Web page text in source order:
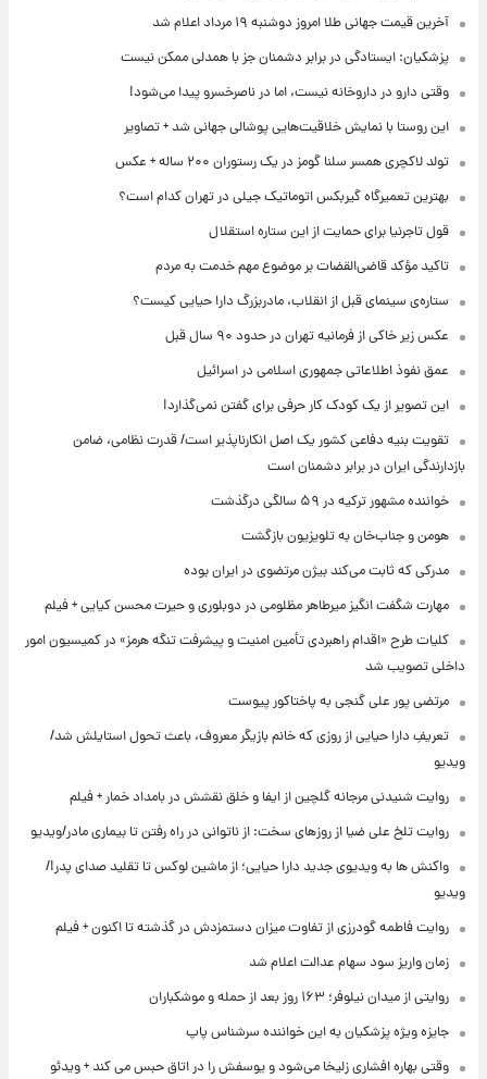
آخرین قیمت جهانی طلا امروز دوشنبه ۱۹ مرداد اعلام شد
پزشکیان: ایستادگی در برابر دشمنان جز با همدلی ممکن نیست
وقتی دارو در داروخانه نیست، اما در ناصرخسرو پیدا می‌شود!
این روستا با نمایش خلاقیت‌هایی پوشالی جهانی شد + تصاویر
تولد لاکچری همسر سلنا گومز در یک رستوران ۲۰۰ ساله + عکس
بهترین تعمیرگاه گیربکس اتوماتیک جیلی در تهران کدام است؟
قول تاجرنیا برای حمایت از این ستاره استقلال
تاکید مؤکد قاضی‌القضات بر موضوع مهم خدمت به مردم
ستاره‌ی سینمای قبل از انقلاب، مادربزرگ دارا حیایی کیست؟
عکس زیر خاکی از فرمانیه تهران در حدود ۹۰ سال قبل
عمق نفوذ اطلاعاتی جمهوری اسلامی در اسرائیل
این تصویر از یک کودک کار حرفی برای گفتن نمی‌گذارد!
تقویت بنیه دفاعی کشور یک اصل انکارناپذیر است/ قدرت نظامی، ضامن
بازدارندگی ایران در برابر دشمنان است
خواننده مشهور ترکیه در ۵۹ سالگی درگذشت
هومن و جناب‌خان به تلویزیون بازگشت
مدرکی که ثابت می‌کند بیژن مرتضوی در ایران بوده
مهارت شگفت انگیز میرطاهر مظلومی در دوبلوری و حیرت محسن کیایی + فیلم
کلیات طرح «اقدام راهبردی تأمین امنیت و پیشرفت تنگه هرمز» در کمیسیون امور
داخلی تصویب شد
مرتضی پور علی گنجی به پاختاکور پیوست
تعریفِ دارا حیایی از روزی که خانم بازیگر معروف، باعث تحول استایلش شد/
ویدیو
روایت شنیدنی مرجانه گلچین از ایفا و خلق نقشش در بامداد خمار + فیلم
روایت تلخ علی ضیا از روزهای سخت: از ناتوانی در راه رفتن تا بیماری مادر/ویدیو
واکنش ها به ویدیوی جدید دارا حیایی؛ از ماشین لوکس تا تقلید صدای پدر!/
ویدیو
روایت فاطمه گودرزی از تفاوت میزان دستمزدش در گذشته تا اکنون + فیلم
زمان واریز سود سهام عدالت اعلام شد
روایتی از میدان نیلوفر؛ ۱۶۳ روز بعد از حمله و موشکباران
جایزه ویژه پزشکیان به این خواننده سرشناس پاپ
وقتی بهاره افشاری زلیخا می‌شود و یوسفش را در اتاق حبس می کند + ویدئو